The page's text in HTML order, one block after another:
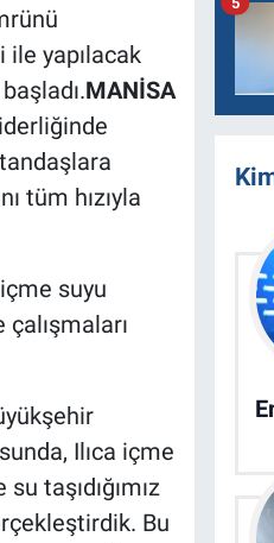
yapılacak
MANİSA
tüm hızıyla
suyu
Ilıca içme
taşıdığımız
Bu